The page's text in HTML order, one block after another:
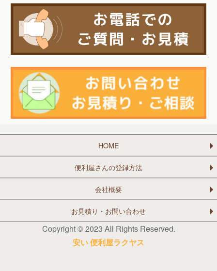
HOME
便利屋さんの登録方法
会社概要
お見積り・お問い合わせ
Copyright © 2023 All Rights Reserved.
安い 便利屋ラクヤス